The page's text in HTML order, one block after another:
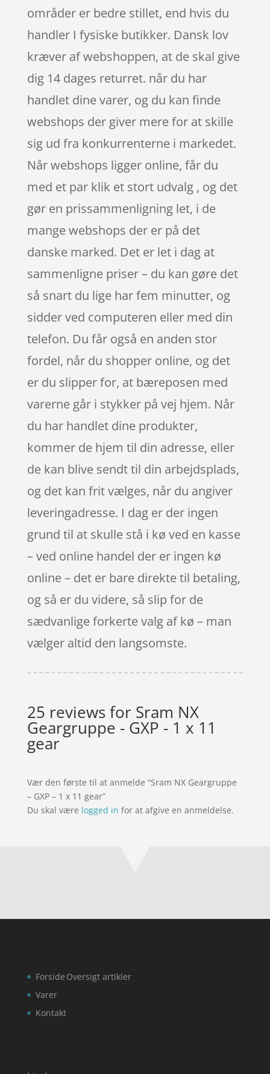
områder er bedre stillet, end hvis du
handler I fysiske butikker. Dansk lov
kræver af webshoppen, at de skal give
dig 14 dages returret. når du har
handlet dine varer, og du kan finde
webshops der giver mere for at skille
sig ud fra konkurrenterne i markedet.
Når webshops ligger online, får du
med et par klik et stort udvalg , og det
gør en prissammenligning let, i de
mange webshops der er på det
danske marked. Det er let i dag at
sammenligne priser – du kan gøre det
så snart du lige har fem minutter, og
sidder ved computeren eller med din
telefon. Du får også en anden stor
fordel, når du shopper online, og det
er du slipper for, at bæreposen med
varerne går i stykker på vej hjem. Når
du har handlet dine produkter,
kommer de hjem til din adresse, eller
de kan blive sendt til din arbejdsplads,
og det kan frit vælges, når du angiver
leveringadresse. I dag er der ingen
grund til at skulle stå i kø ved en kasse
– ved online handel der er ingen kø
online – det er bare direkte til betaling,
og så er du videre, så slip for de
sædvanlige forkerte valg af kø – man
vælger altid den langsomste.
25 reviews for Sram NX
Geargruppe - GXP - 1 x 11
gear
Vær den første til at anmelde “Sram NX Geargruppe
– GXP – 1 x 11 gear”
Du skal være logged in for at afgive en anmeldelse.
Forside
Varer
Kontakt
Oversigt artikler